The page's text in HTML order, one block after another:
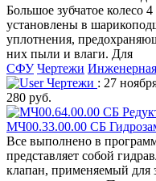
Большое зубчатое колесо
установлены в
уплотнения,
них пыли и влаги. Для
СФУ Чертежи
Чертежи : 27
280 руб.
МЧ00.33.00.00 СБ
Все выполнено в
представляет собой
клапан, применяемый для